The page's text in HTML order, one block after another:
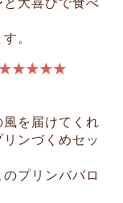
大喜びで食べ
。
を届けてくれ
ンづくめセッ
プリンババロ